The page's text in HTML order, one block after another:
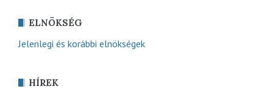
ELNÖKSÉG
Jelenlegi és korábbi elnökségek
HÍREK